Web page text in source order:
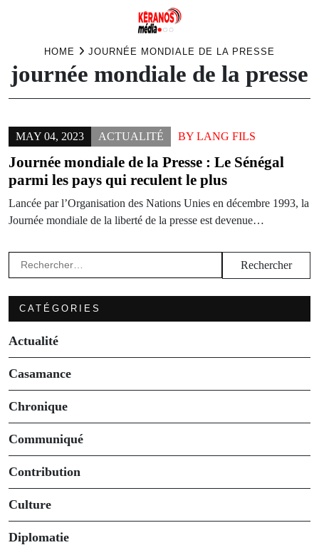
content
HOME JOURNÉE MONDIALE DE LA PRESSE
journée mondiale de la presse
MAY 04, 2023 ACTUALITÉ BY LANG FILS
Journée mondiale de la Presse : Le Sénégal
parmi les pays qui reculent le plus
Lancée par l’Organisation des Nations Unies en décembre 1993, la
Journée mondiale de la liberté de la presse est devenue…
Rechercher :
CATÉGORIES
Actualité
Casamance
Chronique
Communiqué
Contribution
Culture
Diplomatie